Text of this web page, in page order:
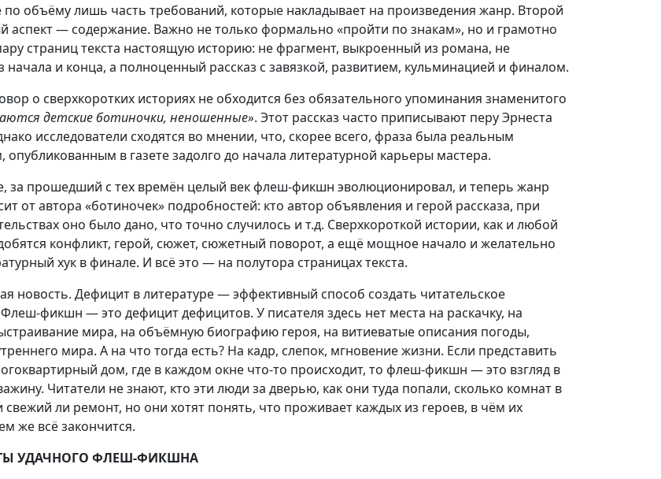
объёму лишь часть требований, которые накладывает на произведения жанр. Второй
аспект — содержание. Важно не только формально «пройти по знакам», но и грамотно
страниц текста настоящую историю: не фрагмент, выкроенный из романа, не
начала и конца, а полноценный рассказ с завязкой, развитием, кульминацией и финалом.
о сверхкоротких историях не обходится без обязательного упоминания знаменитого
детские ботиночки, неношенные». Этот рассказ часто приписывают перу Эрнеста
исследователи сходятся во мнении, что, скорее всего, фраза была реальным
опубликованным в газете задолго до начала литературной карьеры мастера.
за прошедший с тех времён целый век флеш-фикшн эволюционировал, и теперь жанр
от автора «ботиночек» подробностей: кто автор объявления и герой рассказа, при
оно было дано, что точно случилось и т.д. Сверхкороткой истории, как и любой
конфликт, герой, сюжет, сюжетный поворот, а ещё мощное начало и желательно
хук в финале. И всё это — на полутора страницах текста.
новость. Дефицит в литературе — эффективный способ создать читательское
фикшн — это дефицит дефицитов. У писателя здесь нет места на раскачку, на
мира, на объёмную биографию героя, на витиеватые описания погоды,
мира. А на что тогда есть? На кадр, слепок, мгновение жизни. Если представить
дом, где в каждом окне что-то происходит, то флеш-фикшн — это взгляд в
Читатели не знают, кто эти люди за дверью, как они туда попали, сколько комнат в
свежий ли ремонт, но они хотят понять, что проживает каждых из героев, в чём их
же всё закончится.
УДАЧНОГО ФЛЕШ-ФИКШНА